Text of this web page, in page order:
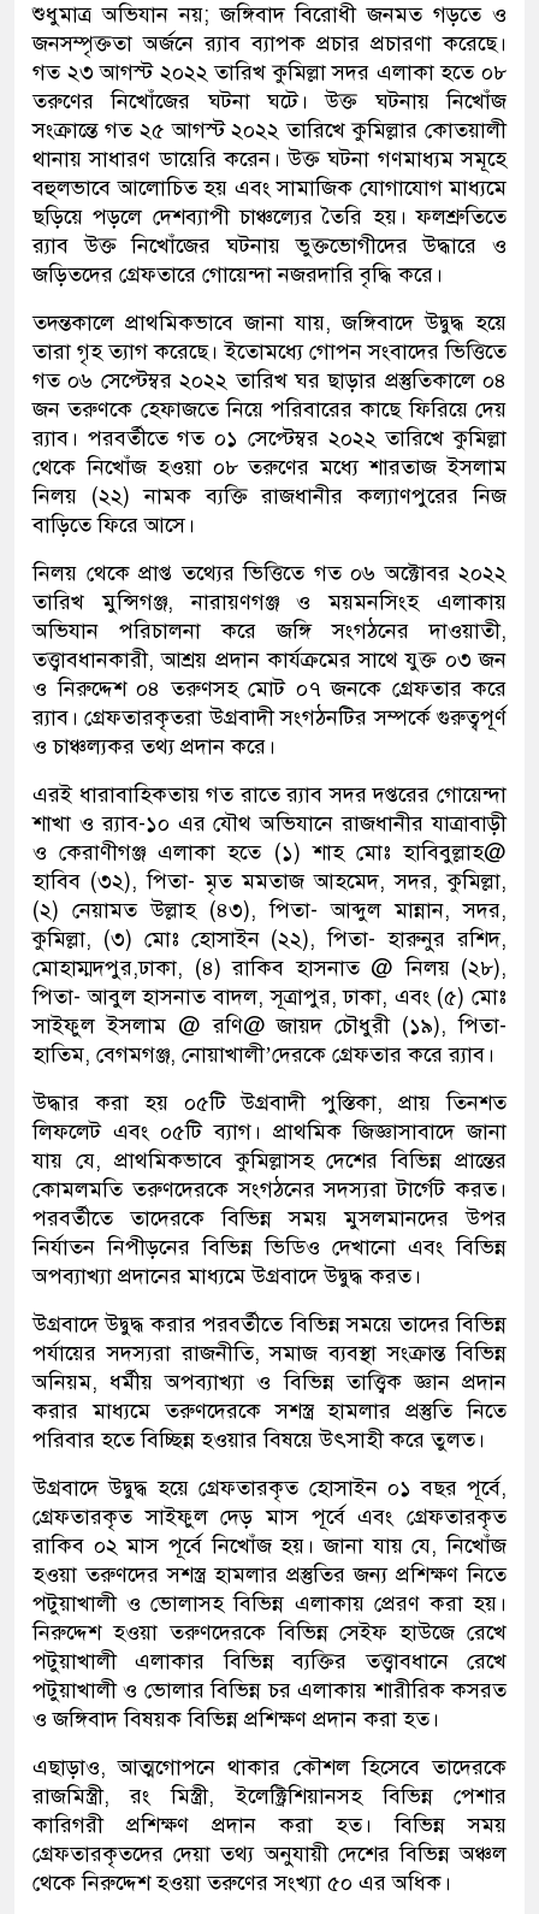
শুধুমাত্র অভিযান নয়; জঙ্গিবাদ বিরোধী জনমত গড়তে ও
জনসম্পৃক্ততা অর্জনে র‌্যাব ব্যাপক প্রচার প্রচারণা করেছে।
গত ২৩ আগস্ট ২০২২ তারিখ কুমিল্লা সদর এলাকা হতে ০৮
তরুণের নিখোঁজের ঘটনা ঘটে। উক্ত ঘটনায় নিখোঁজ
সংক্রান্তে গত ২৫ আগস্ট ২০২২ তারিখে কুমিল্লার কোতয়ালী
থানায় সাধারণ ডায়েরি করেন। উক্ত ঘটনা গণমাধ্যম সমূহে
বহুলভাবে আলোচিত হয় এবং সামাজিক যোগাযোগ মাধ্যমে
ছড়িয়ে পড়লে দেশব্যাপী চাঞ্চল্যের তৈরি হয়। ফলশ্রুতিতে
র‌্যাব উক্ত নিখোঁজের ঘটনায় ভুক্তভোগীদের উদ্ধারে ও
জড়িতদের গ্রেফতারে গোয়েন্দা নজরদারি বৃদ্ধি করে।
তদন্তকালে প্রাথমিকভাবে জানা যায়, জঙ্গিবাদে উদ্বুদ্ধ হয়ে
তারা গৃহ ত্যাগ করেছে। ইতোমধ্যে গোপন সংবাদের ভিত্তিতে
গত ০৬ সেপ্টেম্বর ২০২২ তারিখ ঘর ছাড়ার প্রস্তুতিকালে ০৪
জন তরুণকে হেফাজতে নিয়ে পরিবারের কাছে ফিরিয়ে দেয়
র‌্যাব। পরবর্তীতে গত ০১ সেপ্টেম্বর ২০২২ তারিখে কুমিল্লা
থেকে নিখোঁজ হওয়া ০৮ তরুণের মধ্যে শারতাজ ইসলাম
নিলয় (২২) নামক ব্যক্তি রাজধানীর কল্যাণপুরের নিজ
বাড়িতে ফিরে আসে।
নিলয় থেকে প্রাপ্ত তথ্যের ভিত্তিতে গত ০৬ অক্টোবর ২০২২
তারিখ মুন্সিগঞ্জ, নারায়ণগঞ্জ ও ময়মনসিংহ এলাকায়
অভিযান পরিচালনা করে জঙ্গি সংগঠনের দাওয়াতী,
তত্ত্বাবধানকারী, আশ্রয় প্রদান কার্যক্রমের সাথে যুক্ত ০৩ জন
ও নিরুদ্দেশ ০৪ তরুণসহ মোট ০৭ জনকে গ্রেফতার করে
র‌্যাব। গ্রেফতারকৃতরা উগ্রবাদী সংগঠনটির সম্পর্কে গুরুত্বপূর্ণ
ও চাঞ্চল্যকর তথ্য প্রদান করে।
এরই ধারাবাহিকতায় গত রাতে র‌্যাব সদর দপ্তরের গোয়েন্দা
শাখা ও র‌্যাব-১০ এর যৌথ অভিযানে রাজধানীর যাত্রাবাড়ী
ও কেরাণীগঞ্জ এলাকা হতে (১) শাহ মোঃ হাবিবুল্লাহ@
হাবিব (৩২), পিতা- মৃত মমতাজ আহমেদ, সদর, কুমিল্লা,
(২) নেয়ামত উল্লাহ (৪৩), পিতা- আব্দুল মান্নান, সদর,
কুমিল্লা, (৩) মোঃ হোসাইন (২২), পিতা- হারুনুর রশিদ,
মোহাম্মদপুর,ঢাকা, (৪) রাকিব হাসনাত @ নিলয় (২৮),
পিতা- আবুল হাসনাত বাদল, সূত্রাপুর, ঢাকা, এবং (৫) মোঃ
সাইফুল ইসলাম @ রণি@ জায়দ চৌধুরী (১৯), পিতা-
হাতিম, বেগমগঞ্জ, নোয়াখালী’দেরকে গ্রেফতার করে র‌্যাব।
উদ্ধার করা হয় ০৫টি উগ্রবাদী পুস্তিকা, প্রায় তিনশত
লিফলেট এবং ০৫টি ব্যাগ। প্রাথমিক জিজ্ঞাসাবাদে জানা
যায় যে, প্রাথমিকভাবে কুমিল্লাসহ দেশের বিভিন্ন প্রান্তের
কোমলমতি তরুণদেরকে সংগঠনের সদস্যরা টার্গেট করত।
পরবর্তীতে তাদেরকে বিভিন্ন সময় মুসলমানদের উপর
নির্যাতন নিপীড়নের বিভিন্ন ভিডিও দেখানো এবং বিভিন্ন
অপব্যাখ্যা প্রদানের মাধ্যমে উগ্রবাদে উদ্বুদ্ধ করত।
উগ্রবাদে উদ্বুদ্ধ করার পরবর্তীতে বিভিন্ন সময়ে তাদের বিভিন্ন
পর্যায়ের সদস্যরা রাজনীতি, সমাজ ব্যবস্থা সংক্রান্ত বিভিন্ন
অনিয়ম, ধর্মীয় অপব্যাখ্যা ও বিভিন্ন তাত্ত্বিক জ্ঞান প্রদান
করার মাধ্যমে তরুণদেরকে সশস্ত্র হামলার প্রস্তুতি নিতে
পরিবার হতে বিচ্ছিন্ন হওয়ার বিষয়ে উৎসাহী করে তুলত।
উগ্রবাদে উদ্বুদ্ধ হয়ে গ্রেফতারকৃত হোসাইন ০১ বছর পূর্বে,
গ্রেফতারকৃত সাইফুল দেড় মাস পূর্বে এবং গ্রেফতারকৃত
রাকিব ০২ মাস পূর্বে নিখোঁজ হয়। জানা যায় যে, নিখোঁজ
হওয়া তরুণদের সশস্ত্র হামলার প্রস্তুতির জন্য প্রশিক্ষণ নিতে
পটুয়াখালী ও ভোলাসহ বিভিন্ন এলাকায় প্রেরণ করা হয়।
নিরুদ্দেশ হওয়া তরুণদেরকে বিভিন্ন সেইফ হাউজে রেখে
পটুয়াখালী এলাকার বিভিন্ন ব্যক্তির তত্ত্বাবধানে রেখে
পটুয়াখালী ও ভোলার বিভিন্ন চর এলাকায় শারীরিক কসরত
ও জঙ্গিবাদ বিষয়ক বিভিন্ন প্রশিক্ষণ প্রদান করা হত।
এছাড়াও, আত্মগোপনে থাকার কৌশল হিসেবে তাদেরকে
রাজমিস্ত্রী, রং মিস্ত্রী, ইলেক্ট্রিশিয়ানসহ বিভিন্ন পেশার
কারিগরী প্রশিক্ষণ প্রদান করা হত। বিভিন্ন সময়
গ্রেফতারকৃতদের দেয়া তথ্য অনুযায়ী দেশের বিভিন্ন অঞ্চল
থেকে নিরুদ্দেশ হওয়া তরুণের সংখ্যা ৫০ এর অধিক।